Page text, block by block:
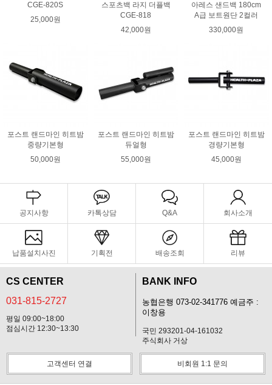
CGE-820S
25,000원
스포츠백 라지 더플백
CGE-818
42,000원
아레스 샌드백 180cm
A급 보트원단 2컬러
330,000원
포스트 랜드마인 히트밤
중량기본형
50,000원
포스트 랜드마인 히트밤
듀얼형
55,000원
포스트 랜드마인 히트밤
경량기본형
45,000원
공지사항 카톡상담 Q&A 회사소개
납품설치사진 기획전 배송조회 리뷰
CS CENTER
031-815-2727
평일 09:00~18:00
점심시간 12:30~13:30
BANK INFO
농협은행 073-02-341776 예금주 :
이창용
국민 293201-04-161032
주식회사 거상
고객센터 연결 비회원 1:1 문의